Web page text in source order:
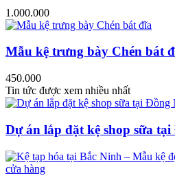
1.000.000
Mẫu kệ trưng bày Chén bát
450.000
Tin tức được xem nhiều nhất
Dự án lắp đặt kệ shop sữa